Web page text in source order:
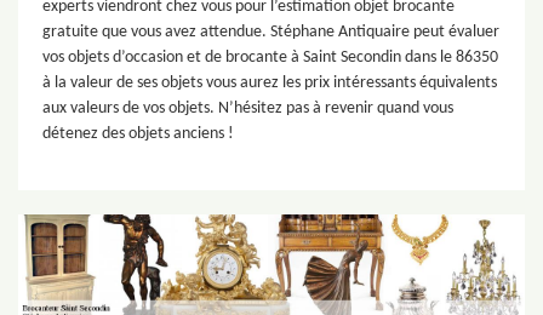
experts viendront chez vous pour l’estimation objet brocante
gratuite que vous avez attendue. Stéphane Antiquaire peut évaluer
vos objets d’occasion et de brocante à Saint Secondin dans le 86350
à la valeur de ses objets vous aurez les prix intéressants équivalents
aux valeurs de vos objets. N’hésitez pas à revenir quand vous
détenez des objets anciens !